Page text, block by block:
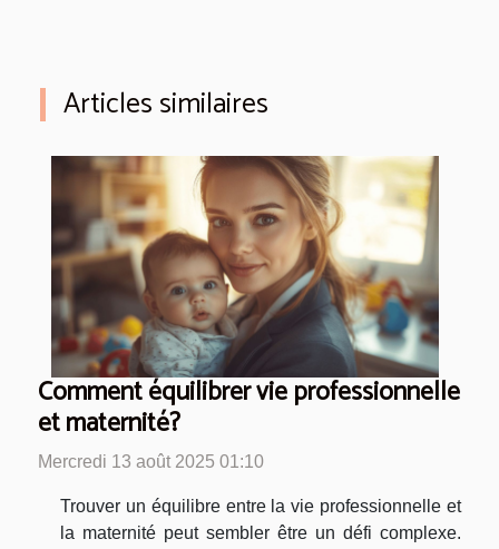
Articles similaires
Comment équilibrer vie professionnelle
et maternité?
Mercredi 13 août 2025 01:10
Trouver un équilibre entre la vie professionnelle et
la maternité peut sembler être un défi complexe.